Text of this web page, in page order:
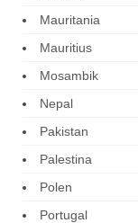
Mauritania
Mauritius
Mosambik
Nepal
Pakistan
Palestina
Polen
Portugal